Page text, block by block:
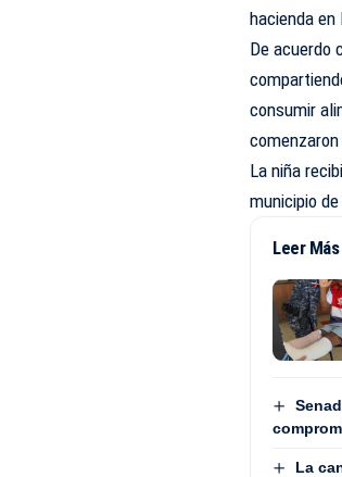
hacienda en
De acuerdo
consumir
La niña
municipio
Leer Más
La